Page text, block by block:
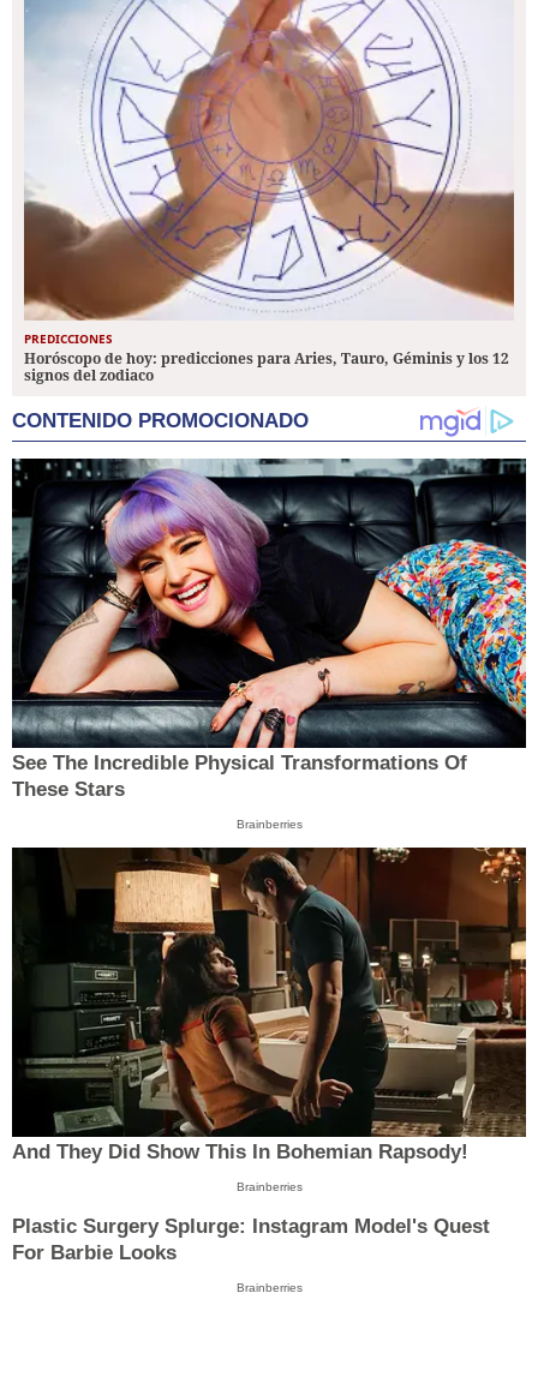
PREDICCIONES
Horóscopo de hoy: predicciones para Aries, Tauro, Géminis y los 12
signos del zodiaco
CONTENIDO PROMOCIONADO
See The Incredible Physical Transformations Of
These Stars
Brainberries
And They Did Show This In Bohemian Rapsody!
Brainberries
Plastic Surgery Splurge: Instagram Model's Quest
For Barbie Looks
Brainberries